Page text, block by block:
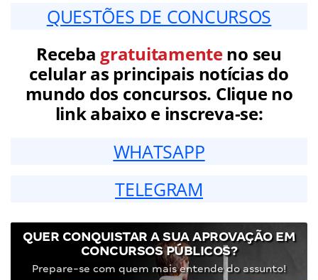
QUESTÕES DE CONCURSOS
Receba gratuitamenteno seu
celular as principais notícias do
mundo dos concursos. Clique no
link abaixo e inscreva-se:
WHATSAPP
TELEGRAM
QUER CONQUISTAR A SUA APROVAÇÃO EM
CONCURSOS PÚBLICOS?
Prepare-se com quem mais entende do assunto!